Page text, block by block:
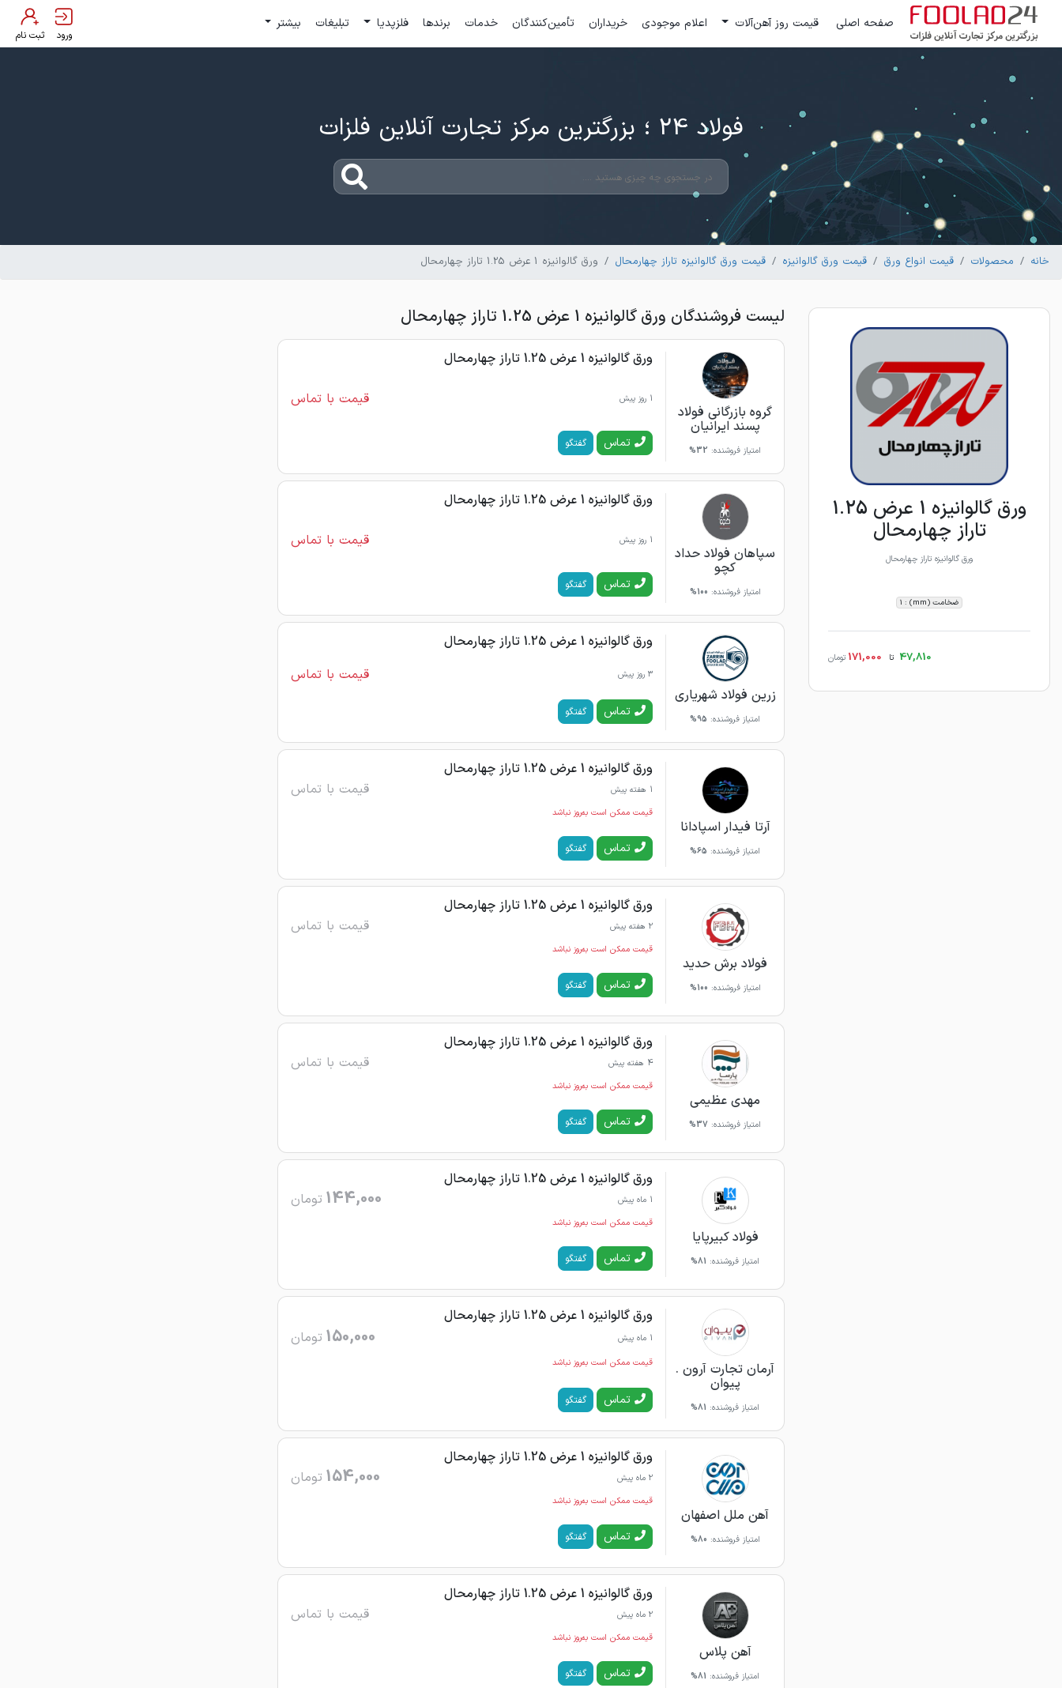
صفحه اصلی قیمت روز آهن‌آلات اعلام موجودی خریداران تأمین‌کنندگان خدمات برندها فلزپدیا تبلیغات بیشتر
ورود ثبت نام
فولاد 24 ؛ بزرگترین مرکز تجارت آنلاین فلزات
خانه محصولات قیمت انواع ورق قیمت ورق گالوانیزه قیمت ورق گالوانیزه تاراز چهارمحال ورق گالوانیزه 1 عرض 1.25 تاراز چهارمحال
ورق گالوانیزه 1 عرض 1.25
تاراز چهارمحال
ورق گالوانیزه تاراز چهارمحال
ضخامت (mm) : 1
47,810 تا 171,000 تومان
لیست فروشندگان ورق گالوانیزه 1 عرض 1.25 تاراز چهارمحال
گروه بازرگانی فولاد
پسند ایرانیان
امتیاز فروشنده: 32%
ورق گالوانیزه 1 عرض 1.25 تاراز چهارمحال
1 روز پیش قیمت با تماس
تماس گفتگو
سپاهان فولاد حداد
کچو
امتیاز فروشنده: 100%
ورق گالوانیزه 1 عرض 1.25 تاراز چهارمحال
1 روز پیش قیمت با تماس
تماس گفتگو
زرین فولاد شهریاری
امتیاز فروشنده: 95%
ورق گالوانیزه 1 عرض 1.25 تاراز چهارمحال
3 روز پیش قیمت با تماس
تماس گفتگو
آرتا فیدار اسپادانا
امتیاز فروشنده: 65%
ورق گالوانیزه 1 عرض 1.25 تاراز چهارمحال
1 هفته پیش قیمت با تماس
قیمت ممکن است به‌روز نباشد
تماس گفتگو
فولاد برش حدید
امتیاز فروشنده: 100%
ورق گالوانیزه 1 عرض 1.25 تاراز چهارمحال
2 هفته پیش قیمت با تماس
قیمت ممکن است به‌روز نباشد
تماس گفتگو
مهدی عظیمی
امتیاز فروشنده: 37%
ورق گالوانیزه 1 عرض 1.25 تاراز چهارمحال
4 هفته پیش قیمت با تماس
قیمت ممکن است به‌روز نباشد
تماس گفتگو
فولاد کبیرپایا
امتیاز فروشنده: 81%
ورق گالوانیزه 1 عرض 1.25 تاراز چهارمحال
1 ماه پیش 144,000 تومان
قیمت ممکن است به‌روز نباشد
تماس گفتگو
آرمان تجارت آرون .
پیوان
امتیاز فروشنده: 81%
ورق گالوانیزه 1 عرض 1.25 تاراز چهارمحال
1 ماه پیش 150,000 تومان
قیمت ممکن است به‌روز نباشد
تماس گفتگو
آهن ملل اصفهان
امتیاز فروشنده: 80%
ورق گالوانیزه 1 عرض 1.25 تاراز چهارمحال
2 ماه پیش 154,000 تومان
قیمت ممکن است به‌روز نباشد
تماس گفتگو
آهن پلاس
امتیاز فروشنده: 81%
ورق گالوانیزه 1 عرض 1.25 تاراز چهارمحال
2 ماه پیش قیمت با تماس
قیمت ممکن است به‌روز نباشد
تماس گفتگو